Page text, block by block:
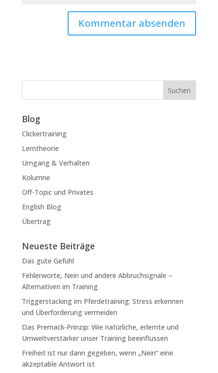
Suchen
Blog
Clickertraining
Lerntheorie
Umgang & Verhalten
Kolumne
Off-Topic und Privates
English Blog
Übertrag
Neueste Beiträge
Das gute Gefühl
Fehlerworte, Nein und andere Abbruchsignale –
Alternativen im Training
Triggerstacking im Pferdetraining: Stress erkennen
und Überforderung vermeiden
Das Premack-Prinzip: Wie natürliche, erlernte und
Umweltverstärker unser Training beeinflussen
Freiheit ist nur dann gegeben, wenn „Nein“ eine
akzeptable Antwort ist